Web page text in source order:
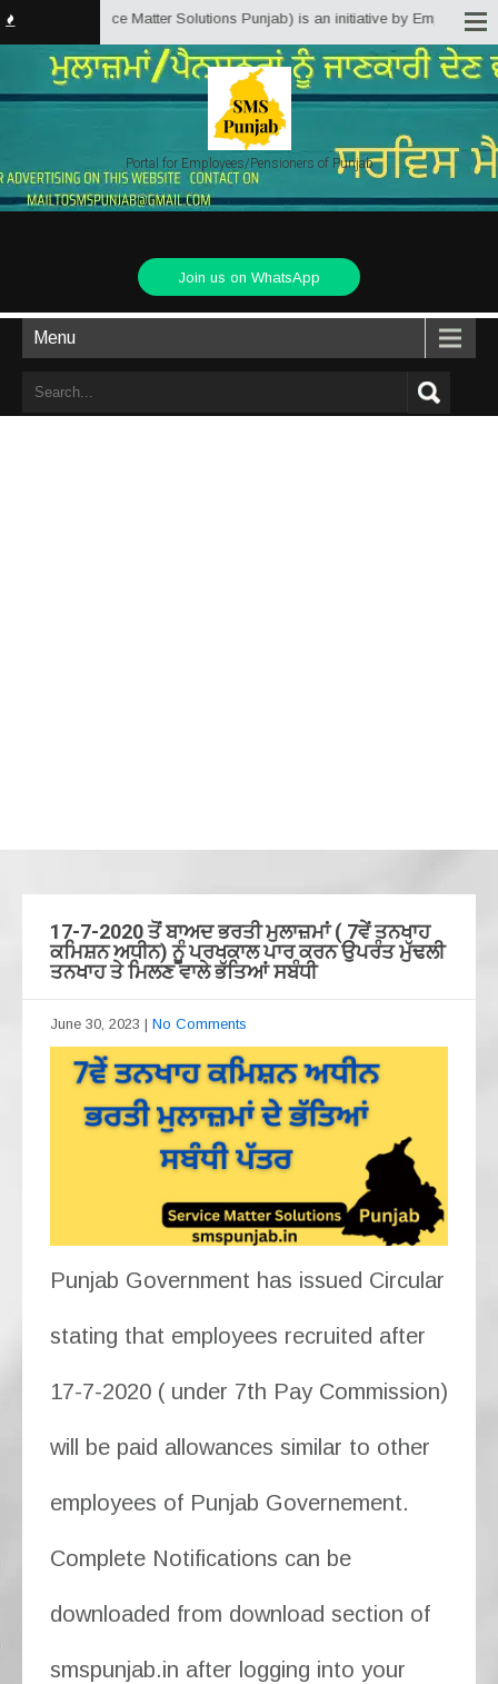
(Service Matter Solutions Punjab) is an initiative by Employees/
Portal for Employees/Pensioners of Punjab
Join us on WhatsApp
Menu
17-7-2020 ਤੋਂ ਬਾਅਦ ਭਰਤੀ ਮੁਲਾਜ਼ਮਾਂ ( 7ਵੇਂ ਤਨਖਾਹ
ਕਮਿਸ਼ਨ ਅਧੀਨ) ਨੁੂੰ ਪਰਖਕਾਲ ਪਾਰ ਕਰਨ ਉਪਰੰਤ ਮੁੱਢਲੀ
ਤਨਖਾਹ ਤੇ ਮਿਲਣ ਵਾਲੇ ਭੱਤਿਆਂ ਸਬੰਧੀ
June 30, 2023 | No Comments
Punjab Government has issued Circular
stating that employees recruited after
17-7-2020 ( under 7th Pay Commission)
will be paid allowances similar to other
employees of Punjab Governement.
Complete Notifications can be
downloaded from download section of
smspunjab.in after logging into your